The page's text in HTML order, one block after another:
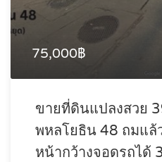
75,000฿
ขายที่ดินแปลงสวย
พหลโยธิน 48 ถมแล้
หน้ากว้างจอดรถได้